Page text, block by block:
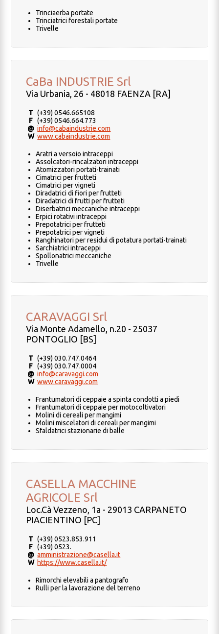
Trinciaerba portate
Trinciatrici forestali portate
Trivelle
CaBa INDUSTRIE Srl
Via Urbania, 26 - 48018 FAENZA [RA]
T (+39) 0546.665108
F (+39) 0546.664.773
@ info@cabaindustrie.com
W www.cabaindustrie.com
Aratri a versoio intraceppi
Assolcatori-rincalzatori intraceppi
Atomizzatori portati-trainati
Cimatrici per frutteti
Cimatrici per vigneti
Diradatrici di fiori per frutteti
Diradatrici di frutti per frutteti
Diserbatrici meccaniche intraceppi
Erpici rotativi intraceppi
Prepotatrici per frutteti
Prepotatrici per vigneti
Ranghinatori per residui di potatura portati-trainati
Sarchiatrici intraceppi
Spollonatrici meccaniche
Trivelle
CARAVAGGI Srl
Via Monte Adamello, n.20 - 25037
PONTOGLIO [BS]
T (+39) 030.747.0464
F (+39) 030.747.0004
@ info@caravaggi.com
W www.caravaggi.com
Frantumatori di ceppaie a spinta condotti a piedi
Frantumatori di ceppaie per motocoltivatori
Molini di cereali per mangimi
Molini miscelatori di cereali per mangimi
Sfaldatrici stazionarie di balle
CASELLA MACCHINE
AGRICOLE Srl
Loc.Cà Vezzeno, 1a - 29013 CARPANETO
PIACIENTINO [PC]
T (+39) 0523.853.911
F (+39) 0523.
@ amministrazione@casella.it
W https://www.casella.it/
Rimorchi elevabili a pantografo
Rulli per la lavorazione del terreno